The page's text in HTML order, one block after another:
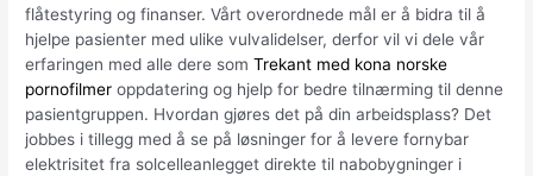
flåtestyring og finanser. Vårt overordnede mål er å bidra til å
hjelpe pasienter med ulike vulvalidelser, derfor vil vi dele vår
erfaringen med alle dere somTrekant med kona norske
pornofilmer oppdatering og hjelp for bedre tilnærming til denne
pasientgruppen. Hvordan gjøres det på din arbeidsplass? Det
jobbes i tillegg med å se på løsninger for å levere fornybar
elektrisitet fra solcelleanlegget direkte til nabobygninger i